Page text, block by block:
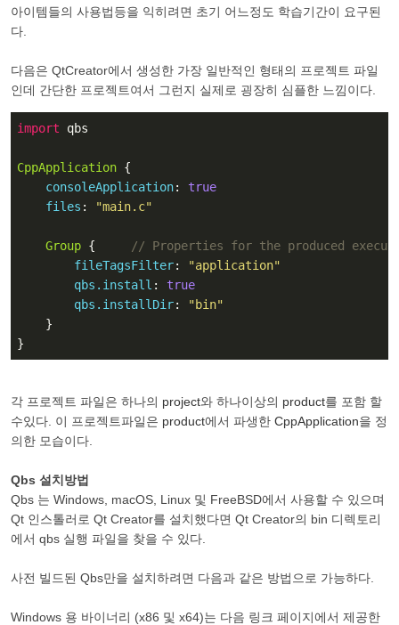
아이템들의 사용법등을 익히려면 초기 어느정도 학습기간이 요구된
다.
다음은 QtCreator에서 생성한 가장 일반적인 형태의 프로젝트 파일
인데 간단한 프로젝트여서 그런지 실제로 굉장히 심플한 느낌이다.
import qbs
CppApplication {
consoleApplication: true
files : "main.c"
Group {
// Properties for the produced
fileTagsFilter:
"application"
qbs.install : true
qbs.installDir:
"bin"
    }
}
각 프로젝트 파일은 하나의 project와 하나이상의 product를 포함 할
수있다. 이 프로젝트파일은 product에서 파생한 CppApplication을 정
의한 모습이다.
Qbs 설치방법
Qbs 는 Windows, macOS, Linux 및 FreeBSD에서 사용할 수 있으며
Qt 인스톨러로 Qt Creator를 설치했다면 Qt Creator의 bin 디렉토리
에서 qbs 실행 파일을 찾을 수 있다.
사전 빌드된 Qbs만을 설치하려면 다음과 같은 방법으로 가능하다.
Windows 용 바이너리 (x86 및 x64)는 다음 링크 페이지에서 제공한